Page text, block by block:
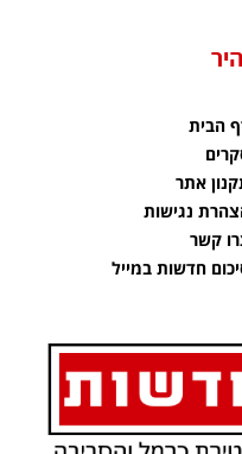
הבית
אתר
נגישות
קשר
חדשות במייל